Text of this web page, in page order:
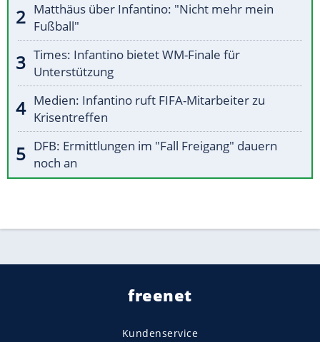
Matthäus über Infantino: "Nicht mehr mein
Fußball"
Times: Infantino bietet WM-Finale für
Unterstützung
Medien: Infantino ruft FIFA-Mitarbeiter zu
Krisentreffen
DFB: Ermittlungen im "Fall Freigang" dauern
noch an
freenet
Kundenservice